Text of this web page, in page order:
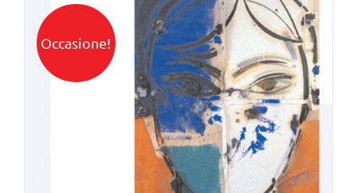
Occasione!